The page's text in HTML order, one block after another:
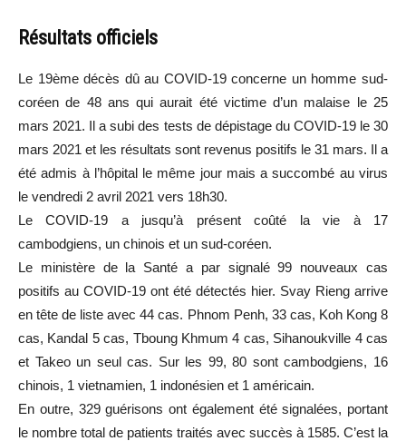
Résultats officiels
Le 19ème décès dû au COVID-19 concerne un homme sud-
coréen de 48 ans qui aurait été victime d’un malaise le 25
mars 2021. Il a subi des tests de dépistage du COVID-19 le 30
mars 2021 et les résultats sont revenus positifs le 31 mars. Il a
été admis à l’hôpital le même jour mais a succombé au virus
le vendredi 2 avril 2021 vers 18h30.
Le COVID-19 a jusqu’à présent coûté la vie à 17
cambodgiens, un chinois et un sud-coréen.
Le ministère de la Santé a par signalé 99 nouveaux cas
positifs au COVID-19 ont été détectés hier. Svay Rieng arrive
en tête de liste avec 44 cas. Phnom Penh, 33 cas, Koh Kong 8
cas, Kandal 5 cas, Tboung Khmum 4 cas, Sihanoukville 4 cas
et Takeo un seul cas. Sur les 99, 80 sont cambodgiens, 16
chinois, 1 vietnamien, 1 indonésien et 1 américain.
En outre, 329 guérisons ont également été signalées, portant
le nombre total de patients traités avec succès à 1585. C’est la